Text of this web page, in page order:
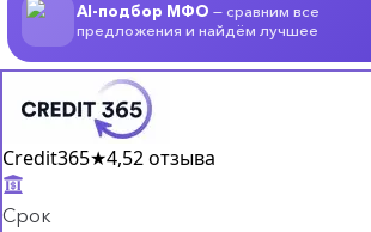
AI-подбор МФО — сравним все
предложения и найдём лучшее
Credit365★4,52 отзыва
Срок